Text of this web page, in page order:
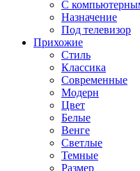
С
Назначение
Под телевизор
Прихожие
Стиль
Классика
Современные
Модерн
Цвет
Белые
Венге
Светлые
Темные
Размер